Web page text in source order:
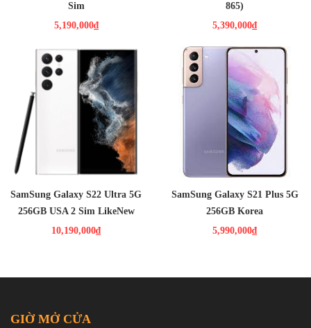
dung hiển thị chuyển động trở nên mượt mà, trơn tru.
dùng còn có thể sử dụng thêm tính năng bảo mật khuôn mặt với
Sim
5,190,000₫
865)
5,390,000₫
10,190,000₫
SamSung Galaxy S22 Ultra 5G
256GB USA 2 Sim LikeNew
10,190,000₫
5,990,000₫
Màn hình: Dynamic AMOLED 2X,
6.7", Quad HD+ (2K+)
HDH : Android 12
CPU : Exynos 2100
RAM : 8GB / ROM : 256GB
CAMERA : Chính 12 MP & Phụ 64
PIN : 4800MAH
SamSung Galaxy S21 Plus 5G
256GB Korea
5,990,000₫
GIỜ MỞ CỬA